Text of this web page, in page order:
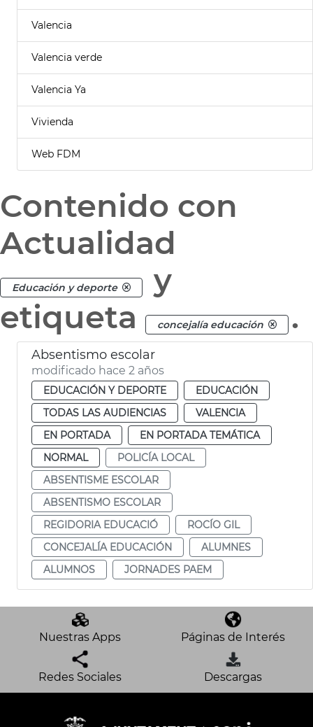
Valencia
Valencia verde
Valencia Ya
Vivienda
Web FDM
Contenido con
Actualidad
Educación y deporte
y
etiqueta
concejalía educación .
Absentismo escolar
modificado hace 2 años
EDUCACIÓN Y DEPORTE
EDUCACIÓN
TODAS LAS AUDIENCIAS
VALENCIA
EN PORTADA
EN PORTADA TEMÁTICA
NORMAL
POLICÍA LOCAL
ABSENTISME ESCOLAR
ABSENTISMO ESCOLAR
REGIDORIA EDUCACIÓ
ROCÍO GIL
CONCEJALÍA EDUCACIÓN
ALUMNES
ALUMNOS
JORNADES PAEM
Nuestras Apps Páginas de Interés
Redes Sociales Descargas